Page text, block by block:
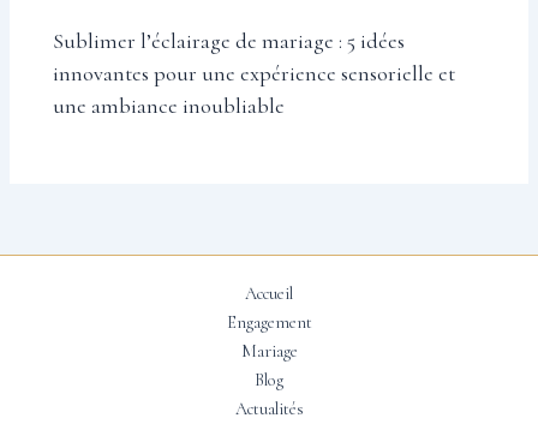
Sublimer l’éclairage de mariage : 5 idées
innovantes pour une expérience sensorielle et
une ambiance inoubliable
Accueil
Engagement
Mariage
Blog
Actualités